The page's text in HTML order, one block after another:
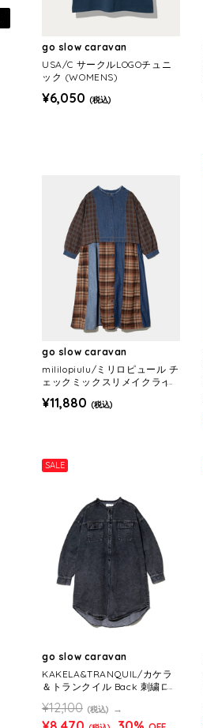
go slow caravan
USA/C サークルLOGOチュニ
ック (WOMENS)
¥6,050 (税込)
go slow caravan
mililopiulu/ミリロピュール チ
ェックミックスリメイクライ
S)
¥11,880 (税込)
SALE
go slow caravan
KAKELA&TRANQUIL/カケラ
＆トランクイル Back 刺繍ロ
¥12,100 (税込)